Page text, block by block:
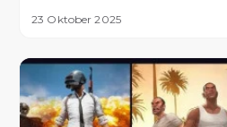
23 Oktober 2025